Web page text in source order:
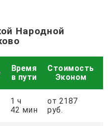
Народной
Время
в пути
Стоимость
Эконом
1 ч
42 мин
от 2187
руб.